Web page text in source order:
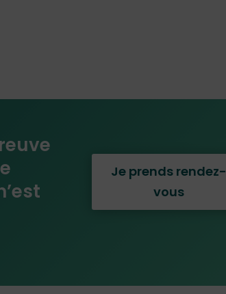
Je prends rendez-
vous